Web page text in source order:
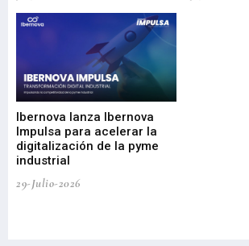
Ibernova lanza Ibernova
Impulsa para acelerar la
digitalización de la pyme
industrial
29-Julio-2026